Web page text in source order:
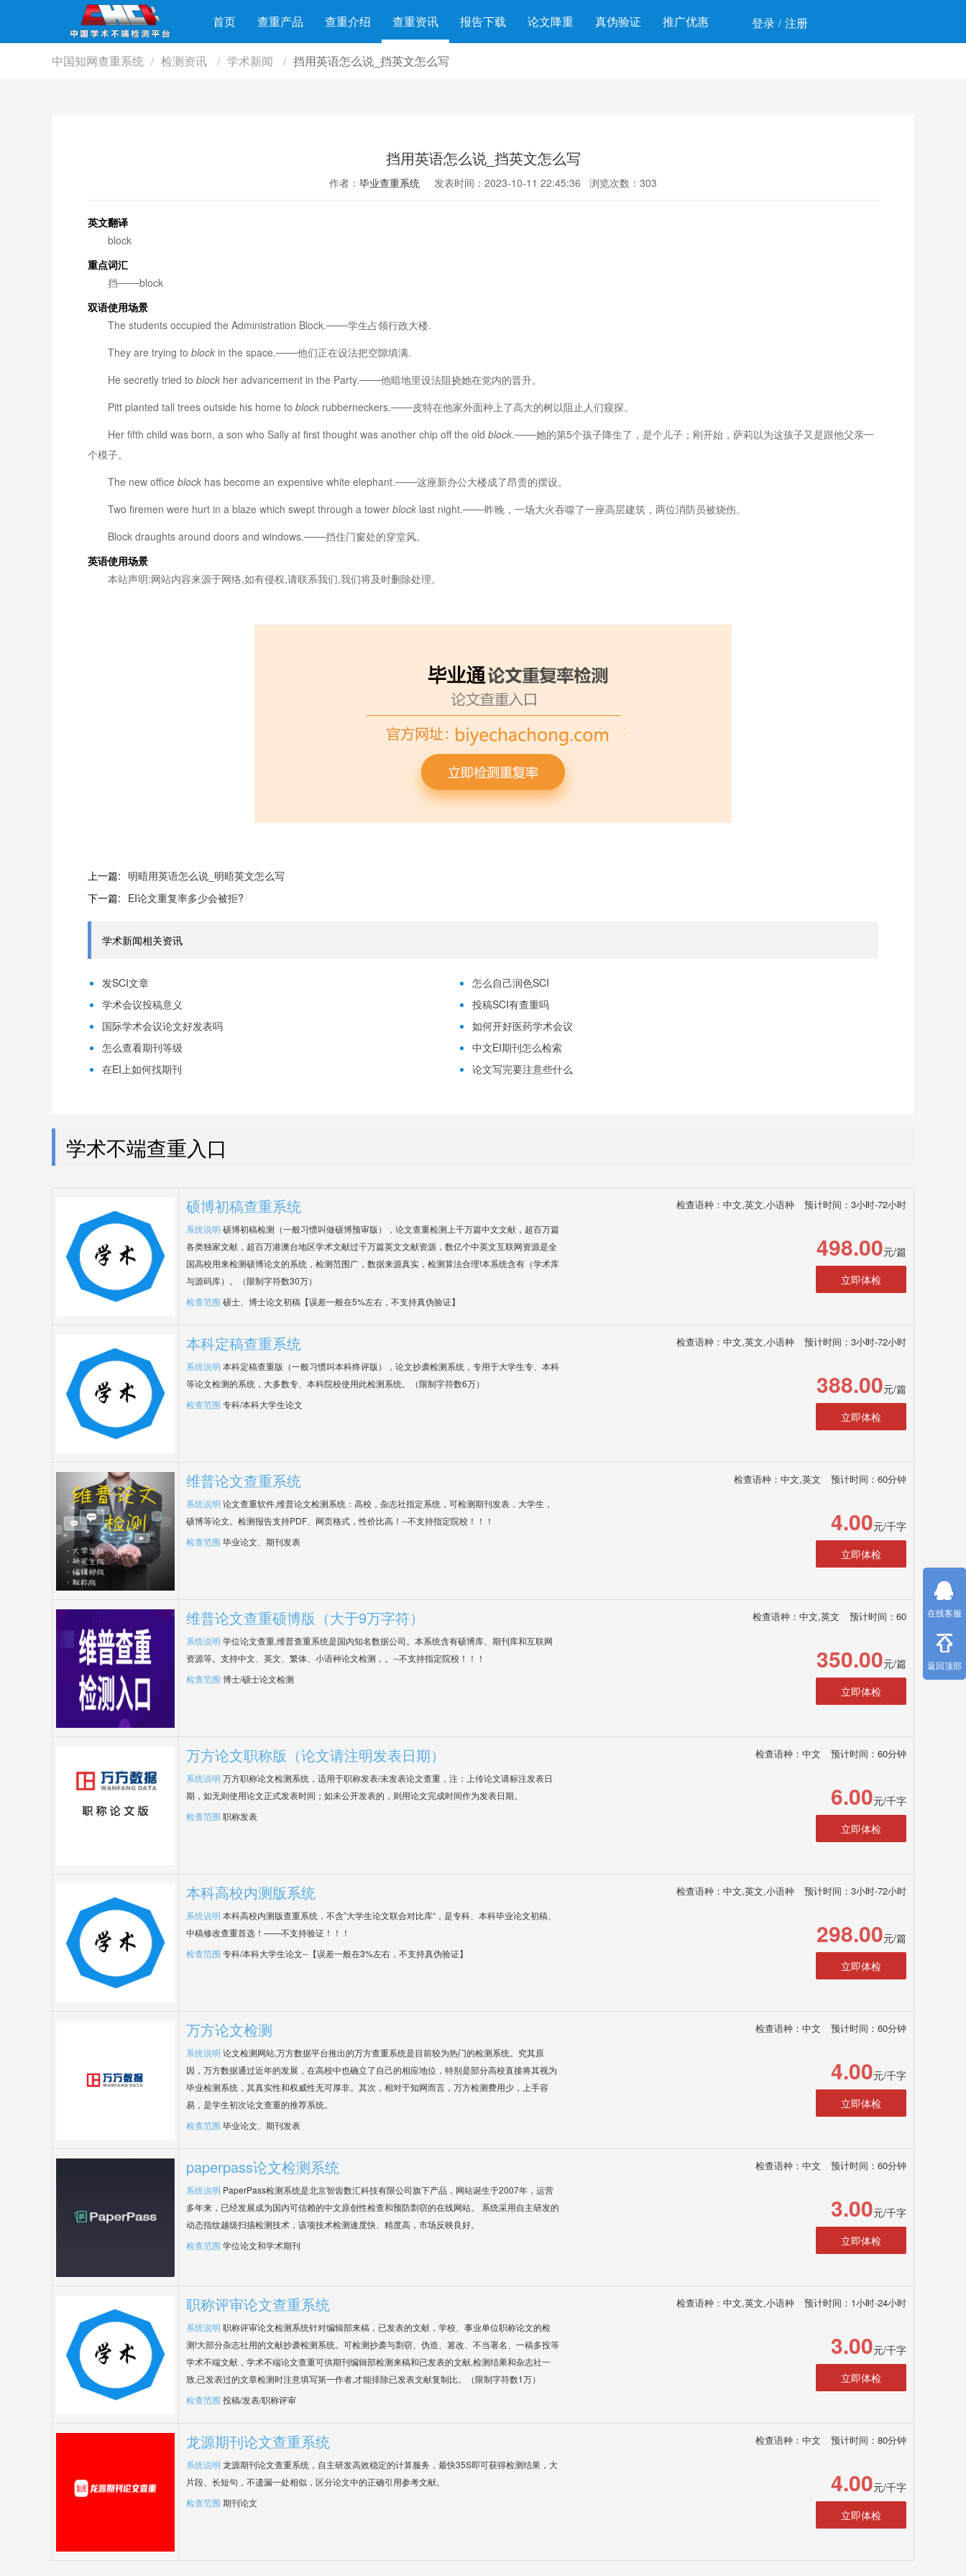
首页 查重产品 查重介绍 查重资讯 报告下载 论文降重 真伪验证 推广优惠 登录 / 注册
中国知网查重系统 / 检测资讯 / 学术新闻 / 挡用英语怎么说_挡英文怎么写
挡用英语怎么说_挡英文怎么写
作者： 毕业查重系统 发表时间：2023-10-11 22:45:36 浏览次数：303
英文翻译
block
重点词汇
挡───block
双语使用场景
The students occupied the Administration Block.───学生占领行政大楼.
They are trying to block in the space.───他们正在设法把空隙填满.
He secretly tried to block her advancement in the Party.───他暗地里设法阻挠她在党内的晋升。
Pitt planted tall trees outside his home to block rubberneckers.───皮特在他家外面种上了高大的树以阻止人们窥探。
Her fifth child was born, a son who Sally at first thought was another chip off the old block.───她的第5个孩子降生了，是个儿子；刚开始，萨莉以为这孩子又是跟他父亲一
个模子。
The new office block has become an expensive white elephant.───这座新办公大楼成了昂贵的摆设。
Two firemen were hurt in a blaze which swept through a tower block last night.───昨晚，一场大火吞噬了一座高层建筑，两位消防员被烧伤。
Block draughts around doors and windows.───挡住门窗处的穿堂风。
英语使用场景
本站声明:网站内容来源于网络,如有侵权,请联系我们,我们将及时删除处理。
上一篇: 明晤用英语怎么说_明晤英文怎么写
下一篇: EI论文重复率多少会被拒?
学术新闻相关资讯
发SCI文章
怎么自己润色SCI
学术会议投稿意义
投稿SCI有查重吗
国际学术会议论文好发表吗
如何开好医药学术会议
怎么查看期刊等级
中文EI期刊怎么检索
在EI上如何找期刊
论文写完要注意些什么
学术不端查重入口
硕博初稿查重系统 检查语种：中文,英文,小语种 预计时间：3小时-72小时
系统说明 硕博初稿检测（一般习惯叫做硕博预审版），论文查重检测上千万篇中文文献，超百万篇
各类独家文献，超百万港澳台地区学术文献过千万篇英文文献资源，数亿个中英文互联网资源是全
国高校用来检测硕博论文的系统，检测范围广，数据来源真实，检测算法合理!本系统含有（学术库
与源码库）。（限制字符数30万）
检查范围 硕士、博士论文初稿【误差一般在5%左右，不支持真伪验证】
498.00元/篇
立即体检
本科定稿查重系统 检查语种：中文,英文,小语种 预计时间：3小时-72小时
系统说明 本科定稿查重版（一般习惯叫本科终评版），论文抄袭检测系统，专用于大学生专、本科
等论文检测的系统，大多数专、本科院校使用此检测系统。（限制字符数6万）
检查范围 专科/本科大学生论文
388.00元/篇
立即体检
维普论文查重系统 检查语种：中文,英文 预计时间：60分钟
系统说明 论文查重软件,维普论文检测系统：高校，杂志社指定系统，可检测期刊发表，大学生，
硕博等论文。检测报告支持PDF、网页格式，性价比高！--不支持指定院校！！！
检查范围 毕业论文、期刊发表
4.00元/千字
立即体检
维普论文查重硕博版（大于9万字符） 检查语种：中文,英文 预计时间：60
系统说明 学位论文查重,维普查重系统是国内知名数据公司。本系统含有硕博库、期刊库和互联网
资源等。支持中文、英文、繁体、小语种论文检测，。--不支持指定院校！！！
检查范围 博士/硕士论文检测
350.00元/篇
立即体检
万方论文职称版（论文请注明发表日期） 检查语种：中文 预计时间：60分钟
系统说明 万方职称论文检测系统，适用于职称发表/未发表论文查重，注：上传论文请标注发表日
期，如无则使用论文正式发表时间；如未公开发表的，则用论文完成时间作为发表日期。
检查范围 职称发表
6.00元/千字
立即体检
本科高校内测版系统 检查语种：中文,英文,小语种 预计时间：3小时-72小时
系统说明 本科高校内测版查重系统，不含”大学生论文联合对比库“，是专科、本科毕业论文初稿、
中稿修改查重首选！——不支持验证！！！
检查范围 专科/本科大学生论文--【误差一般在3%左右，不支持真伪验证】
298.00元/篇
立即体检
万方论文检测 检查语种：中文 预计时间：60分钟
系统说明 论文检测网站,万方数据平台推出的万方查重系统是目前较为热门的检测系统。究其原
因，万方数据通过近年的发展，在高校中也确立了自己的相应地位，特别是部分高校直接将其视为
毕业检测系统，其真实性和权威性无可厚非。其次，相对于知网而言，万方检测费用少，上手容
易，是学生初次论文查重的推荐系统。
检查范围 毕业论文、期刊发表
4.00元/千字
立即体检
paperpass论文检测系统 检查语种：中文 预计时间：60分钟
系统说明 PaperPass检测系统是北京智齿数汇科技有限公司旗下产品，网站诞生于2007年，运营
多年来，已经发展成为国内可信赖的中文原创性检查和预防剽窃的在线网站。 系统采用自主研发的
动态指纹越级扫描检测技术，该项技术检测速度快、精度高，市场反映良好。
检查范围 学位论文和学术期刊
3.00元/千字
立即体检
职称评审论文查重系统 检查语种：中文,英文,小语种 预计时间：1小时-24小时
系统说明 职称评审论文检测系统针对编辑部来稿，已发表的文献，学校、事业单位职称论文的检
测!大部分杂志社用的文献抄袭检测系统。可检测抄袭与剽窃、伪造、篡改、不当署名、一稿多投等
学术不端文献，学术不端论文查重可供期刊编辑部检测来稿和已发表的文献,检测结果和杂志社一
致,已发表过的文章检测时注意填写第一作者,才能排除已发表文献复制比。（限制字符数1万）
检查范围 投稿/发表/职称评审
3.00元/千字
立即体检
龙源期刊论文查重系统 检查语种：中文 预计时间：80分钟
系统说明 龙源期刊论文查重系统，自主研发高效稳定的计算服务，最快35S即可获得检测结果，大
片段、长短句，不遗漏一处相似，区分论文中的正确引用参考文献。
检查范围 期刊论文
4.00元/千字
立即体检
在线客服
返回顶部